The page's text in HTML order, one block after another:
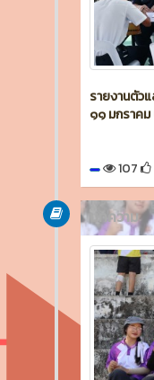
รายงานตัว
๑๑ มกราค
107
บทความ